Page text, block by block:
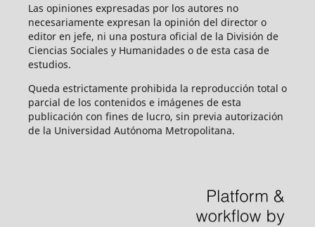
Las opiniones expresadas por los autores no
necesariamente expresan la opinión del director o
editor en jefe, ni una postura oficial de la División de
Ciencias Sociales y Humanidades o de esta casa de
estudios.
Queda estrictamente prohibida la reproducción total o
parcial de los contenidos e imágenes de esta
publicación con fines de lucro, sin previa autorización
de la Universidad Autónoma Metropolitana.